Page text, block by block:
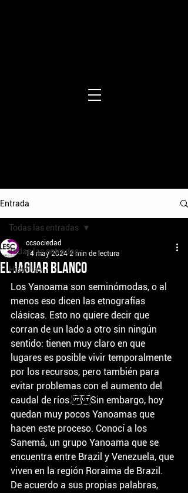
Entrada
Todas las entradas
Historias
Todas las entradas
El jaguar blanco
ccsociedad
14 may 2024 2 min de lectura
Los Yanoama son seminómodas, o al
menos eso dicen las etnografías
clásicas. Esto no quiere decir que
corran de un lado a otro sin ningún
sentido: tienen muy claro en que
lugares es posible vivir temporalmente
por los recursos, pero también para
evitar problemas con el aumento del
caudal de ríos.Sin embargo, hoy
quedan muy pocos Yanoamas que
hacen este proceso. Conocí a los
Sanemá, un grupo Yanoama que se
encuentra entre Brazil y Venezuela, que
viven en la región Roraima de Brazil.
De acuerdo a sus propias palabras,